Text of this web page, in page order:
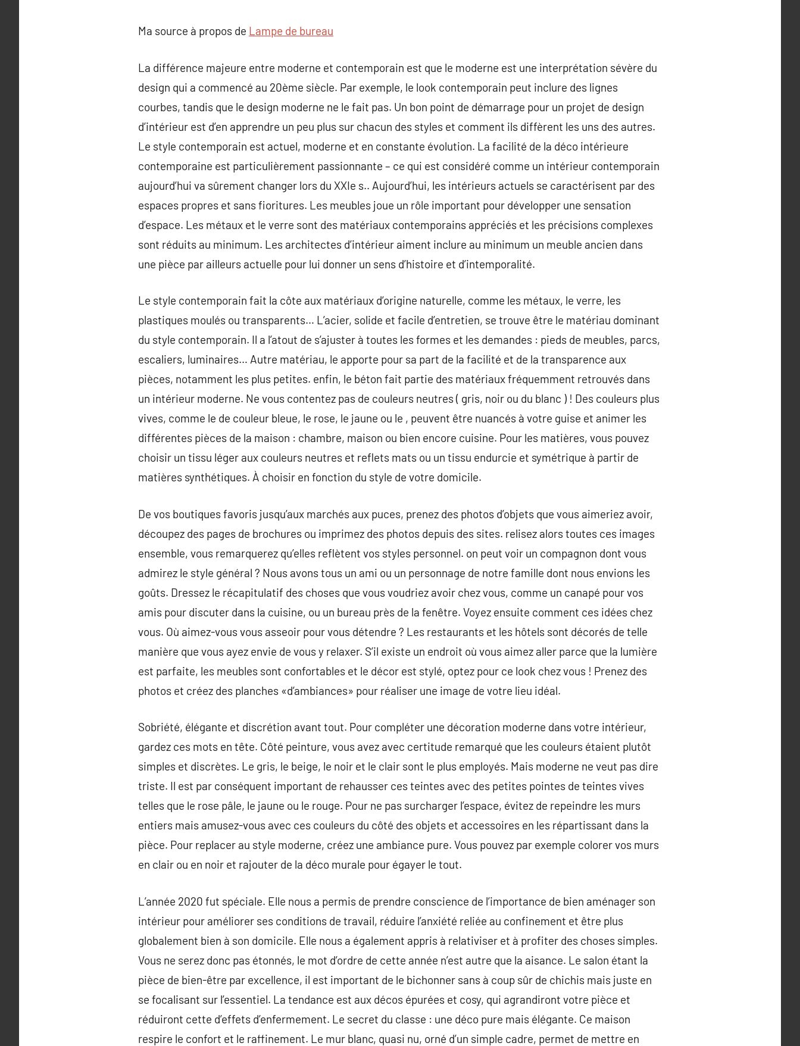
Ma source à propos de Lampe de bureau
La différence majeure entre moderne et contemporain est que le moderne est une interprétation sévère du
design qui a commencé au 20ème siècle. Par exemple, le look contemporain peut inclure des lignes
courbes, tandis que le design moderne ne le fait pas. Un bon point de démarrage pour un projet de design
d’intérieur est d’en apprendre un peu plus sur chacun des styles et comment ils diffèrent les uns des autres.
Le style contemporain est actuel, moderne et en constante évolution. La facilité de la déco intérieure
contemporaine est particulièrement passionnante – ce qui est considéré comme un intérieur contemporain
aujourd’hui va sûrement changer lors du XXIe s.. Aujourd’hui, les intérieurs actuels se caractérisent par des
espaces propres et sans fioritures. Les meubles joue un rôle important pour développer une sensation
d’espace. Les métaux et le verre sont des matériaux contemporains appréciés et les précisions complexes
sont réduits au minimum. Les architectes d’intérieur aiment inclure au minimum un meuble ancien dans
une pièce par ailleurs actuelle pour lui donner un sens d’histoire et d’intemporalité.
Le style contemporain fait la côte aux matériaux d’origine naturelle, comme les métaux, le verre, les
plastiques moulés ou transparents… L’acier, solide et facile d’entretien, se trouve être le matériau dominant
du style contemporain. Il a l’atout de s’ajuster à toutes les formes et les demandes : pieds de meubles, parcs,
escaliers, luminaires… Autre matériau, le apporte pour sa part de la facilité et de la transparence aux
pièces, notamment les plus petites. enfin, le béton fait partie des matériaux fréquemment retrouvés dans
un intérieur moderne. Ne vous contentez pas de couleurs neutres ( gris, noir ou du blanc ) ! Des couleurs plus
vives, comme le de couleur bleue, le rose, le jaune ou le , peuvent être nuancés à votre guise et animer les
différentes pièces de la maison : chambre, maison ou bien encore cuisine. Pour les matières, vous pouvez
choisir un tissu léger aux couleurs neutres et reflets mats ou un tissu endurcie et symétrique à partir de
matières synthétiques. À choisir en fonction du style de votre domicile.
De vos boutiques favoris jusqu’aux marchés aux puces, prenez des photos d’objets que vous aimeriez avoir,
découpez des pages de brochures ou imprimez des photos depuis des sites. relisez alors toutes ces images
ensemble, vous remarquerez qu’elles reflètent vos styles personnel. on peut voir un compagnon dont vous
admirez le style général ? Nous avons tous un ami ou un personnage de notre famille dont nous envions les
goûts. Dressez le récapitulatif des choses que vous voudriez avoir chez vous, comme un canapé pour vos
amis pour discuter dans la cuisine, ou un bureau près de la fenêtre. Voyez ensuite comment ces idées chez
vous. Où aimez-vous vous asseoir pour vous détendre ? Les restaurants et les hôtels sont décorés de telle
manière que vous ayez envie de vous y relaxer. S’il existe un endroit où vous aimez aller parce que la lumière
est parfaite, les meubles sont confortables et le décor est stylé, optez pour ce look chez vous ! Prenez des
photos et créez des planches «d’ambiances» pour réaliser une image de votre lieu idéal.
Sobriété, élégante et discrétion avant tout. Pour compléter une décoration moderne dans votre intérieur,
gardez ces mots en tête. Côté peinture, vous avez avec certitude remarqué que les couleurs étaient plutôt
simples et discrètes. Le gris, le beige, le noir et le clair sont le plus employés. Mais moderne ne veut pas dire
triste. Il est par conséquent important de rehausser ces teintes avec des petites pointes de teintes vives
telles que le rose pâle, le jaune ou le rouge. Pour ne pas surcharger l’espace, évitez de repeindre les murs
entiers mais amusez-vous avec ces couleurs du côté des objets et accessoires en les répartissant dans la
pièce. Pour replacer au style moderne, créez une ambiance pure. Vous pouvez par exemple colorer vos murs
en clair ou en noir et rajouter de la déco murale pour égayer le tout.
L’année 2020 fut spéciale. Elle nous a permis de prendre conscience de l’importance de bien aménager son
intérieur pour améliorer ses conditions de travail, réduire l’anxiété reliée au confinement et être plus
globalement bien à son domicile. Elle nous a également appris à relativiser et à profiter des choses simples.
Vous ne serez donc pas étonnés, le mot d’ordre de cette année n’est autre que la aisance. Le salon étant la
pièce de bien-être par excellence, il est important de le bichonner sans à coup sûr de chichis mais juste en
se focalisant sur l’essentiel. La tendance est aux décos épurées et cosy, qui agrandiront votre pièce et
réduiront cette d’effets d’enfermement. Le secret du classe : une déco pure mais élégante. Ce maison
respire le confort et le raffinement. Le mur blanc, quasi nu, orné d’un simple cadre, permet de mettre en